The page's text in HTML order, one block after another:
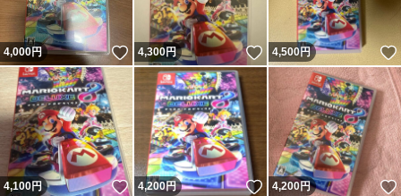
4,000円 いいね！
4,300円 いいね！
4,500円
4,100円 いいね！
4,200円 いいね！
4,200円